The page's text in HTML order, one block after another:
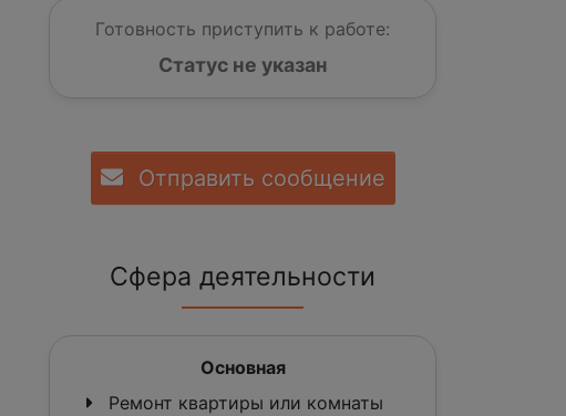
Готовность приступить к работе:
Статус не указан
Отправить сообщение
Сфера деятельности
Основная
Ремонт квартиры или комнаты